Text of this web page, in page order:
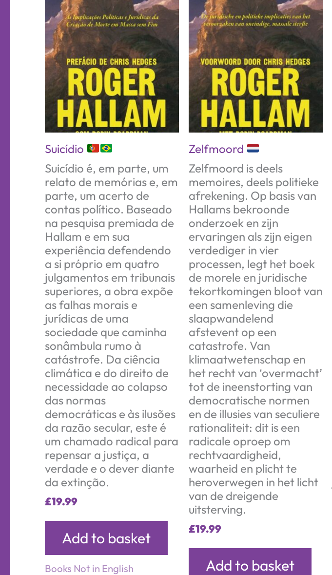
Suicídio
Suicídio é, em parte, um
relato de memórias e, em
parte, um acerto de
contas político. Baseado
na pesquisa premiada de
Hallam e em sua
experiência defendendo
a si próprio em quatro
julgamentos em tribunais
superiores, a obra expõe
as falhas morais e
jurídicas de uma
sociedade que caminha
sonâmbula rumo à
catástrofe. Da ciência
climática e do direito de
necessidade ao colapso
das normas
democráticas e às ilusões
da razão secular, este é
um chamado radical para
repensar a justiça, a
verdade e o dever diante
da extinção.
£19.99
Add to basket
Books Not in English
Zelfmoord
Zelfmoord is deels
memoires, deels politieke
afrekening. Op basis van
Hallams bekroonde
onderzoek en zijn
ervaringen als zijn eigen
verdediger in vier
processen, legt het boek
de morele en juridische
tekortkomingen bloot van
een samenleving die
slaapwandelend
afstevent op een
catastrofe. Van
klimaatwetenschap en
het recht van ‘overmacht’
tot de ineenstorting van
democratische normen
en de illusies van seculiere
rationaliteit: dit is een
radicale oproep om
rechtvaardigheid,
waarheid en plicht te
heroverwegen in het licht
van de dreigende
uitsterving.
£19.99
Add to basket